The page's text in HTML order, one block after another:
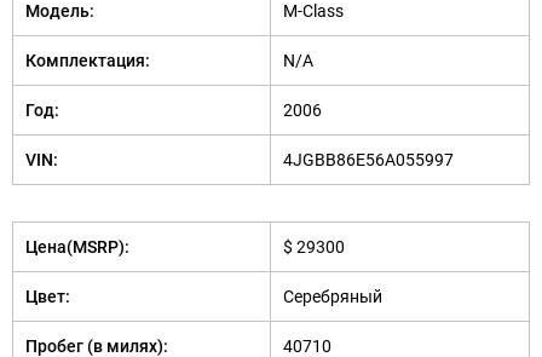
Модель: M-Class
Комплектация: N/A
Год: 2006
VIN: 4JGBB86E56A055997
Цена(MSRP): $ 29300
Цвет: Серебряный
Пробег (в милях): 40710